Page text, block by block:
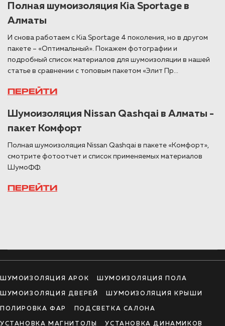
Полная шумоизоляция Kia Sportage в
Алматы
И снова работаем с Kia Sportage 4 поколения, но в другом
пакете – «Оптимальный». Покажем фотографии и
подробный список материалов для шумоизоляции в нашей
статье в сравнении с топовым пакетом «Элит Пр...
ПЕРЕЙТИ
Шумоизоляция Nissan Qashqai в Алматы -
пакет Комфорт
Полная шумоизоляция Nissan Qashqai в пакете «Комфорт»,
смотрите фотоотчет и список применяемых материалов
ШумоФФ.
ПЕРЕЙТИ
ШУМОИЗОЛЯЦИЯ АРОК ШУМОИЗОЛЯЦИЯ ПОЛА
ШУМОИЗОЛЯЦИЯ ДВЕРЕЙ ШУМОИЗОЛЯЦИЯ КРЫШИ
ПОЛИРОВКА ФАР ПОДСВЕТКА САЛОНА
УСТАНОВКА МАГНИТОЛЫ УСТАНОВКА ДИНАМИКОВ